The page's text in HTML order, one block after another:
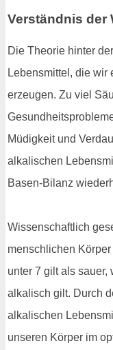
Verständnis der
Die Theorie hinter
Lebensmittel, die wir
erzeugen. Zu viel
Müdigkeit und
alkalischen
Basen-Bilanz
Wissenschaftlich
menschlichen
unter 7 gilt als sauer,
alkalisch gilt. Durch
alkalischen
unseren Körper im